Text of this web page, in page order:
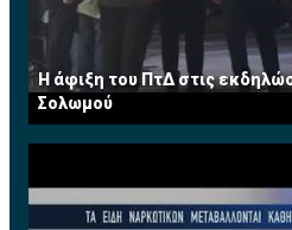
Η άφιξη του ΠτΔ στις
Σολωμού